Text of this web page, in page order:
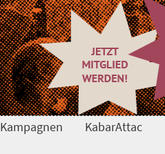
Kampagnen KabarAttac